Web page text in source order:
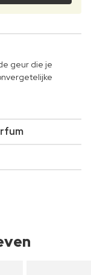
geur die je